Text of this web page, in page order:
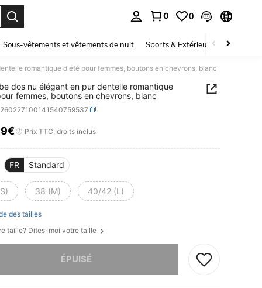
0 0
Sous-vêtements et vêtements de nuit Sports & Extérieur Enfants
romantique d'été pour femmes, boutons en chevrons, blanc
dos nu élégant en pur dentelle romantique
femmes, boutons en chevrons, blanc
AND AVAILABILITY
Prix TTC, droits inclus
FR Standard
38 (M) 40/42 (L)
des tailles
taille? Dites-moi votre taille
ÉPUISÉ
ce produit est épuisé.